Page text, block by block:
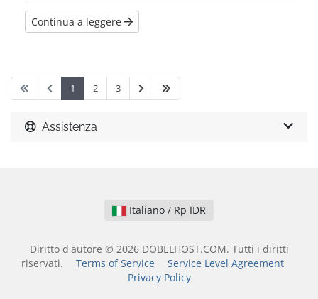
Continua a leggere
1 2 3
Assistenza
Italiano / Rp IDR
Diritto d'autore © 2026 DOBELHOST.COM. Tutti i diritti
riservati.
Terms of Service
Service Level Agreement
Privacy Policy